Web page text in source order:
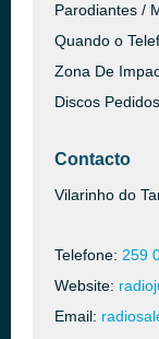
Parodiantes /
Quando o
Zona De
Discos Pedidos
Contacto
Vilarinho do
Telefone: 259
Website:
Email: